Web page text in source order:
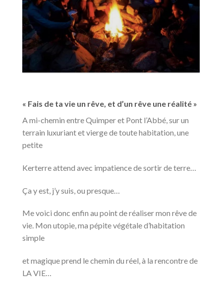
« Fais de ta vie un rêve, et d’un rêve une réalité »
A mi-chemin entre Quimper et Pont l’Abbé, sur un
terrain luxuriant et vierge de toute habitation, une
petite
Kerterre attend avec impatience de sortir de terre…
Ça y est, j’y suis, ou presque…
Me voici donc enfin au point de réaliser mon rêve de
vie. Mon utopie, ma pépite végétale d’habitation
simple
et magique prend le chemin du réel, à la rencontre de
LA VIE…